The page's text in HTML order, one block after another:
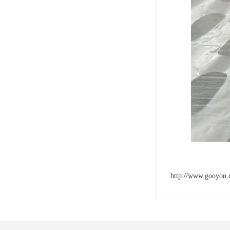
http://